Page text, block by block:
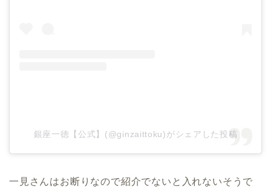
銀座一徳【公式】(@ginzaittoku)がシェアした投稿
一見さんはお断りなので紹介でないと入れないそうで